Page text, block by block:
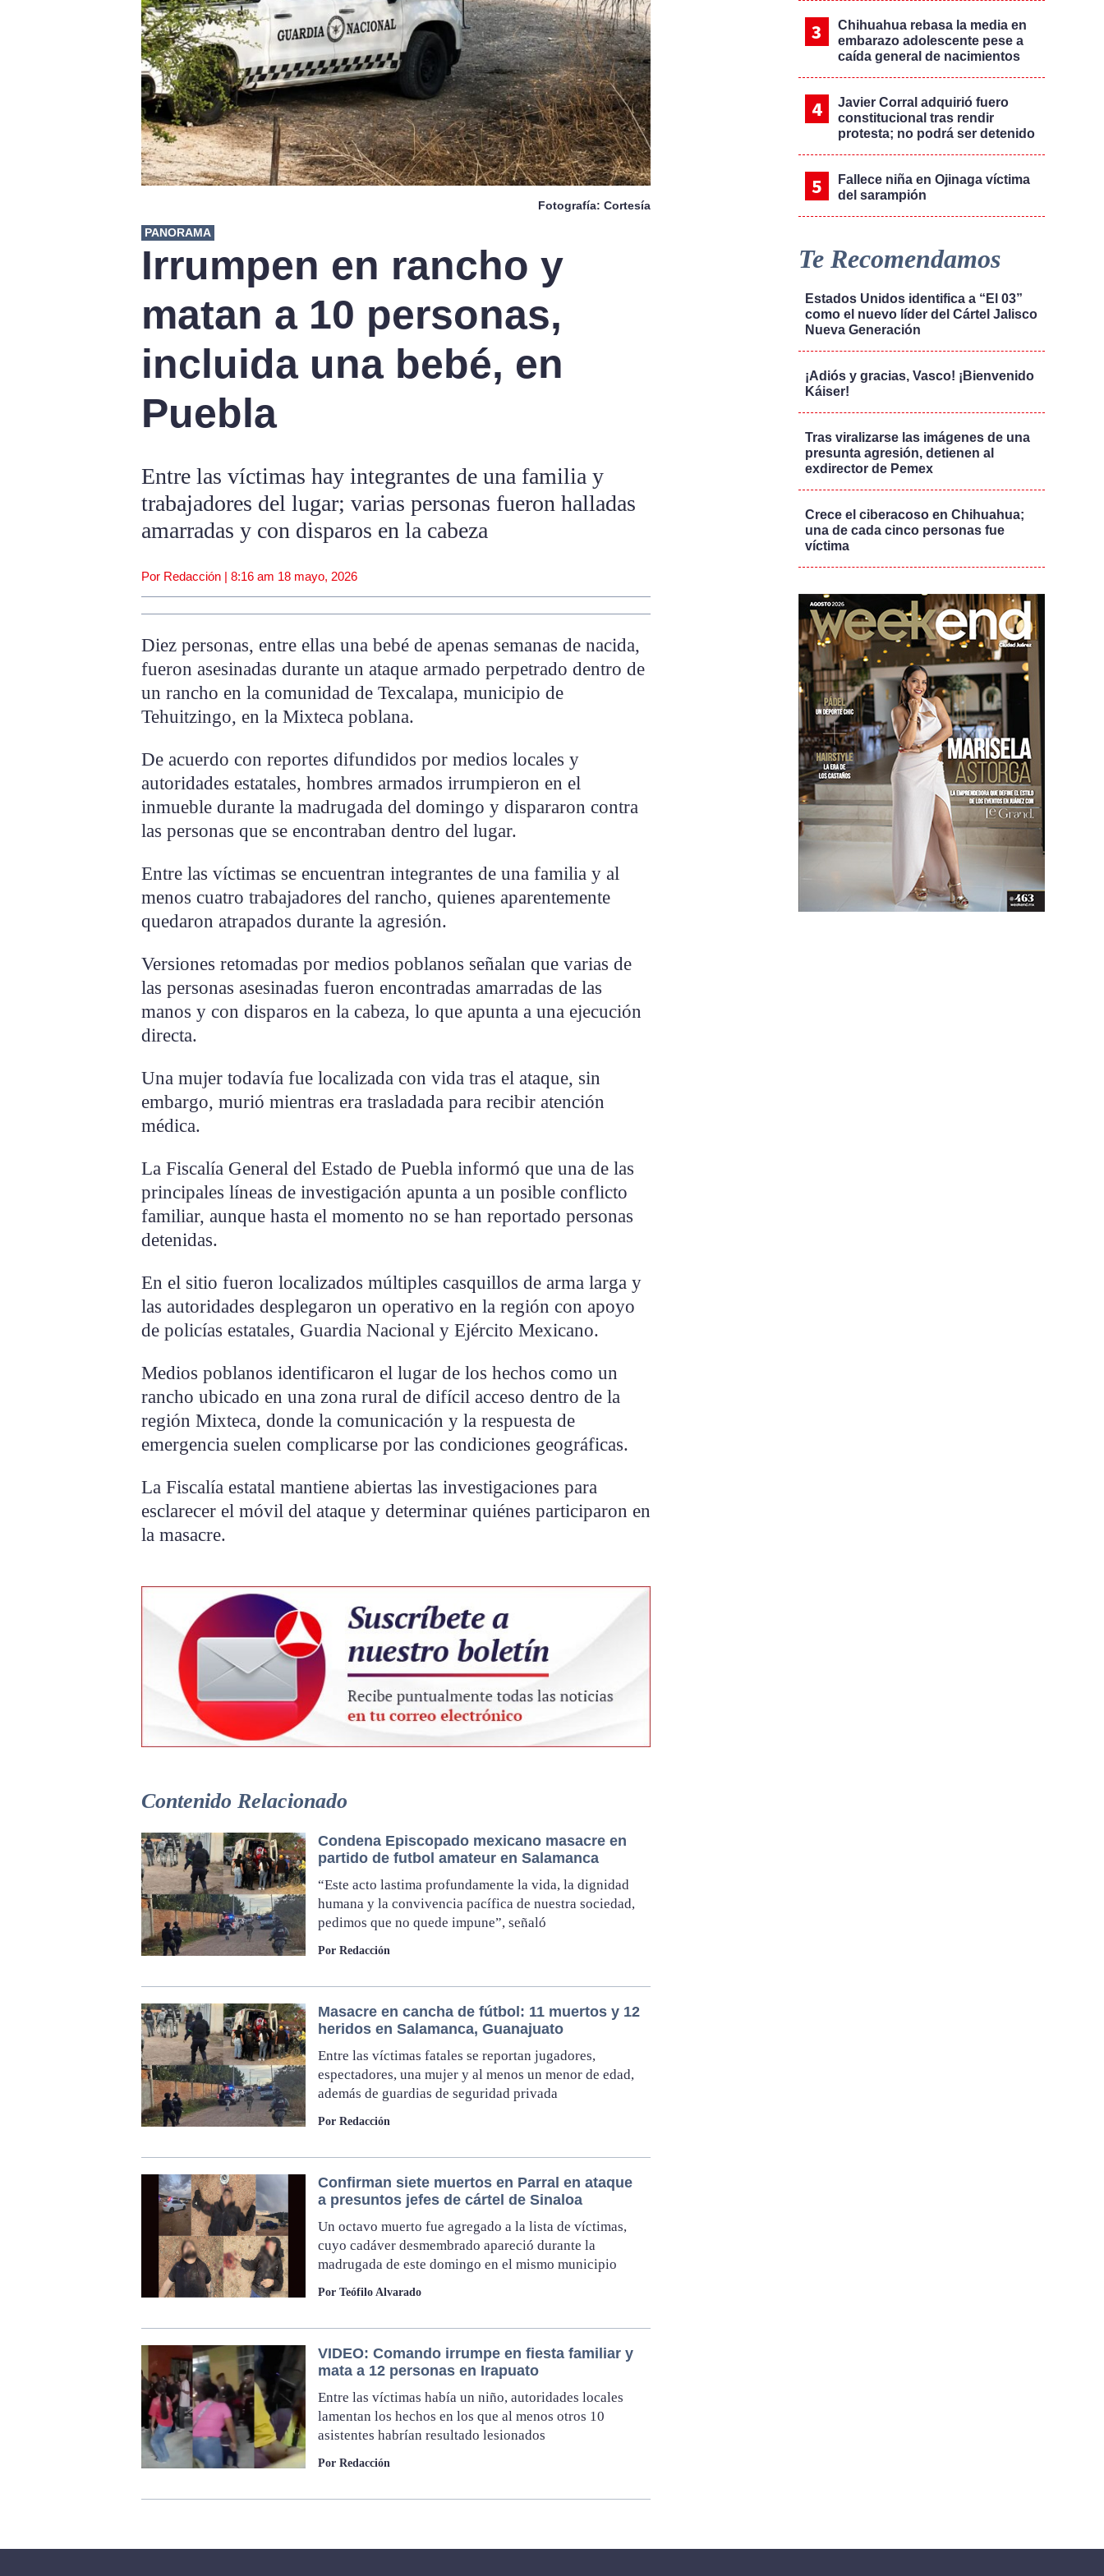
Fotografía: Cortesía
PANORAMA
Irrumpen en rancho y
matan a 10 personas,
incluida una bebé, en
Puebla
Entre las víctimas hay integrantes de una familia y
trabajadores del lugar; varias personas fueron halladas
amarradas y con disparos en la cabeza
Por Redacción | 8:16 am 18 mayo, 2026
Diez personas, entre ellas una bebé de apenas semanas de nacida,
fueron asesinadas durante un ataque armado perpetrado dentro de
un rancho en la comunidad de Texcalapa, municipio de
Tehuitzingo, en la Mixteca poblana.
De acuerdo con reportes difundidos por medios locales y
autoridades estatales, hombres armados irrumpieron en el
inmueble durante la madrugada del domingo y dispararon contra
las personas que se encontraban dentro del lugar.
Entre las víctimas se encuentran integrantes de una familia y al
menos cuatro trabajadores del rancho, quienes aparentemente
quedaron atrapados durante la agresión.
Versiones retomadas por medios poblanos señalan que varias de
las personas asesinadas fueron encontradas amarradas de las
manos y con disparos en la cabeza, lo que apunta a una ejecución
directa.
Una mujer todavía fue localizada con vida tras el ataque, sin
embargo, murió mientras era trasladada para recibir atención
médica.
La Fiscalía General del Estado de Puebla informó que una de las
principales líneas de investigación apunta a un posible conflicto
familiar, aunque hasta el momento no se han reportado personas
detenidas.
En el sitio fueron localizados múltiples casquillos de arma larga y
las autoridades desplegaron un operativo en la región con apoyo
de policías estatales, Guardia Nacional y Ejército Mexicano.
Medios poblanos identificaron el lugar de los hechos como un
rancho ubicado en una zona rural de difícil acceso dentro de la
región Mixteca, donde la comunicación y la respuesta de
emergencia suelen complicarse por las condiciones geográficas.
La Fiscalía estatal mantiene abiertas las investigaciones para
esclarecer el móvil del ataque y determinar quiénes participaron en
la masacre.
Contenido Relacionado
Condena Episcopado mexicano masacre en
partido de futbol amateur en Salamanca
“Este acto lastima profundamente la vida, la dignidad
humana y la convivencia pacífica de nuestra sociedad,
pedimos que no quede impune”, señaló
Por Redacción
Masacre en cancha de fútbol: 11 muertos y 12
heridos en Salamanca, Guanajuato
Entre las víctimas fatales se reportan jugadores,
espectadores, una mujer y al menos un menor de edad,
además de guardias de seguridad privada
Por Redacción
Confirman siete muertos en Parral en ataque
a presuntos jefes de cártel de Sinaloa
Un octavo muerto fue agregado a la lista de víctimas,
cuyo cadáver desmembrado apareció durante la
madrugada de este domingo en el mismo municipio
Por Teófilo Alvarado
VIDEO: Comando irrumpe en fiesta familiar y
mata a 12 personas en Irapuato
Entre las víctimas había un niño, autoridades locales
lamentan los hechos en los que al menos otros 10
asistentes habrían resultado lesionados
Por Redacción
Chihuahua rebasa la media en
embarazo adolescente pese a
caída general de nacimientos
Javier Corral adquirió fuero
constitucional tras rendir
protesta; no podrá ser detenido
Fallece niña en Ojinaga víctima
del sarampión
Te Recomendamos
Estados Unidos identifica a “El 03”
como el nuevo líder del Cártel Jalisco
Nueva Generación
¡Adiós y gracias, Vasco! ¡Bienvenido
Káiser!
Tras viralizarse las imágenes de una
presunta agresión, detienen al
exdirector de Pemex
Crece el ciberacoso en Chihuahua;
una de cada cinco personas fue
víctima